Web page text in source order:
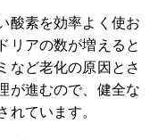
酸素を効率よく使お
リアの数が増えると
など老化の原因とさ
が進むので、健全な
れています。